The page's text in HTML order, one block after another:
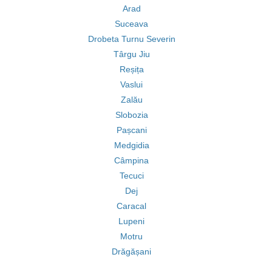
Arad
Suceava
Drobeta Turnu Severin
Târgu Jiu
Reșița
Vaslui
Zalău
Slobozia
Pașcani
Medgidia
Câmpina
Tecuci
Dej
Caracal
Lupeni
Motru
Drăgășani